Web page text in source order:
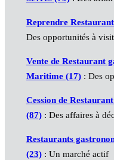
Reprendre
Des opportunités à
Vente de Restaurant
Maritime (17): Des
Cession de
(87): Des affaires à
Restaurants
(23): Un marché actif